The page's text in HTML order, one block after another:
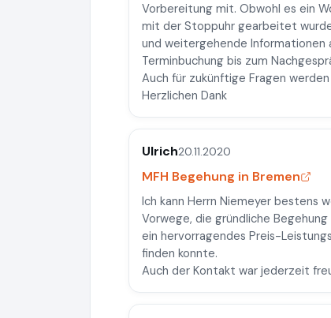
Vorbereitung mit. Obwohl es ein
mit der Stoppuhr gearbeitet
und weitergehende
Terminbuchung bis zum
Auch für zukünftige Fragen
Herzlichen Dank
Ulrich20.11.2020
MFH Begehung in Bremen
Ich kann Herrn Niemeyer bestens
Vorwege, die gründliche
ein hervorragendes Preis-
finden konnte.
Auch der Kontakt war jederzeit